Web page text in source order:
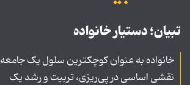
تبیان؛ دستیار خانواده
خانواده به عنوان کوچکترین سلول یک جامعه
نقشی اساسی در پی‌ریزی، تربیت و رشد یک